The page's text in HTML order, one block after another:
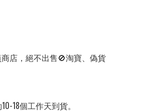
店，絕不出售🚫淘寶、偽貨
18個工作天到貨。